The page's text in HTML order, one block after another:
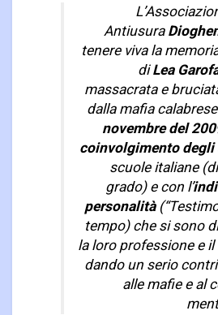
Antiusura
tenere viva la
diLea
massacrata e
dalla mafia
novembre del
coinvolgimento
scuole italiane
grado) e con l’
personalità
tempo) che si sono
la loro professione e
dando un serio
alle mafie e al